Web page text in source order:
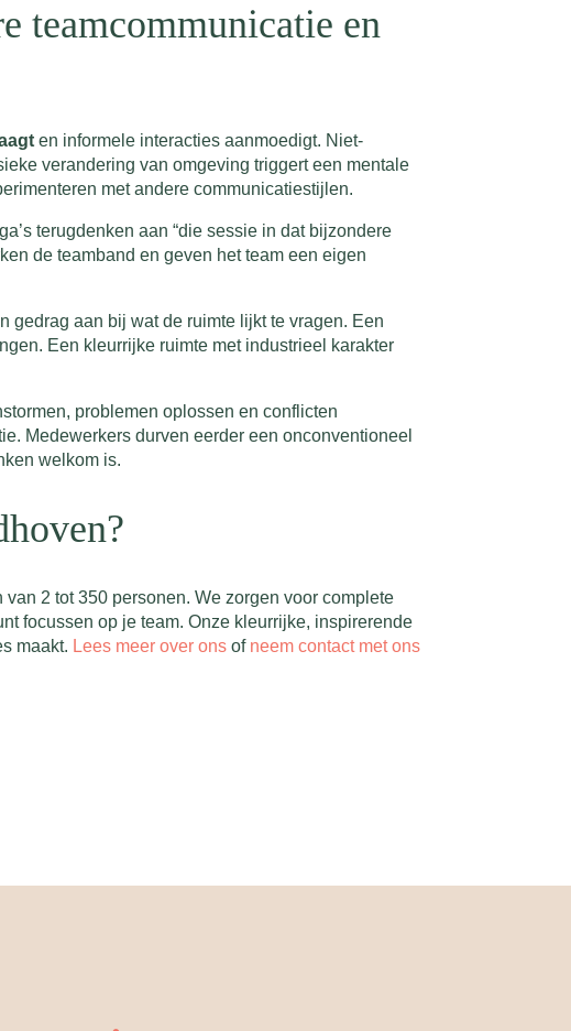
teamcommunicatie en
en informele interacties aanmoedigt. Niet-
verandering van omgeving triggert een mentale
met andere communicatiestijlen.
terugdenken aan “die sessie in dat bijzondere
de teamband en geven het team een eigen
gedrag aan bij wat de ruimte lijkt te vragen. Een
Een kleurrijke ruimte met industrieel karakter
problemen oplossen en conflicten
Medewerkers durven eerder een onconventioneel
welkom is.
2 tot 350 personen. We zorgen voor complete
focussen op je team. Onze kleurrijke, inspirerende
maakt. Lees meer over ons of neem contact met ons